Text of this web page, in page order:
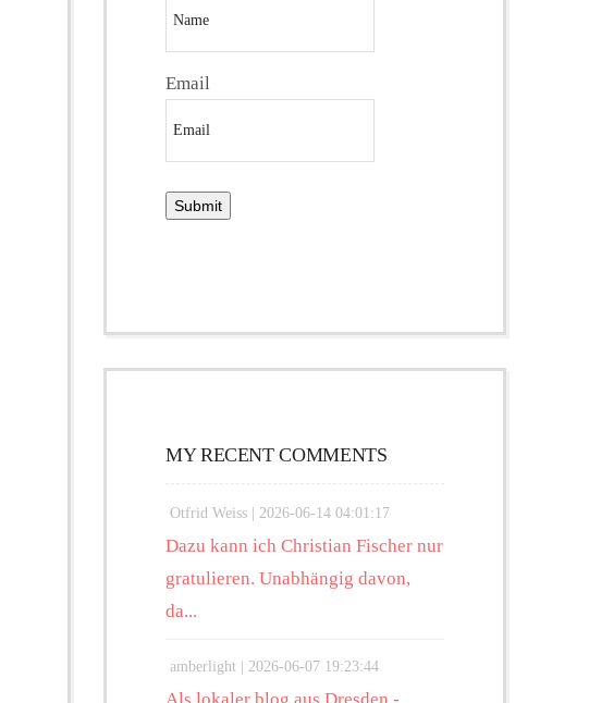
Email
MY RECENT COMMENTS
Otfrid Weiss | 2026-06-14 04:01:17
Dazu kann ich Christian Fischer nur
gratulieren. Unabhängig davon,
da...
amberlight | 2026-06-07 19:23:44